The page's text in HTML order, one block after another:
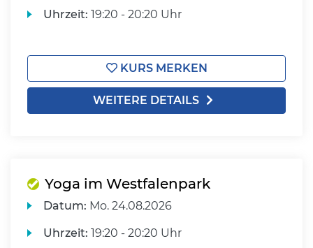
Uhrzeit: 19:20 - 20:20 Uhr
KURS MERKEN
WEITERE DETAILS
Yoga im Westfalenpark
Datum: Mo. 24.08.2026
Uhrzeit: 19:20 - 20:20 Uhr